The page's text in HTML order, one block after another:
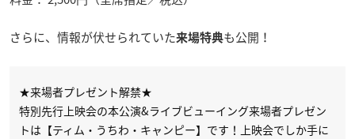
さらに、情報が伏せられていた来場特典も公開！
★来場者プレゼント解禁★
特別先行上映会の本公演&ライブビューイング来場者プレゼン
トは【ティム・うちわ・キャンピー】です！上映会でしか手に